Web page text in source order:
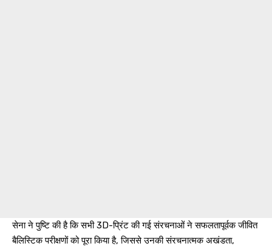
सेना ने पुष्टि की है कि सभी 3D-प्रिंट की गई संरचनाओं ने सफलतापूर्वक जीवित
बैलिस्टिक परीक्षणों को पूरा किया है, जिससे उनकी संरचनात्मक अखंडता,